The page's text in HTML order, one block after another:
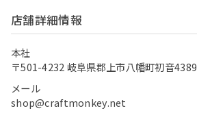
店舗詳細情報
本社
〒501-4232 岐阜県郡上市八幡町初音4389
メール
shop@craftmonkey.net